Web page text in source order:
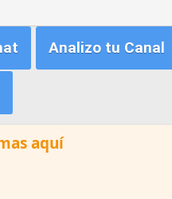
Analizo tu Canal
aquí